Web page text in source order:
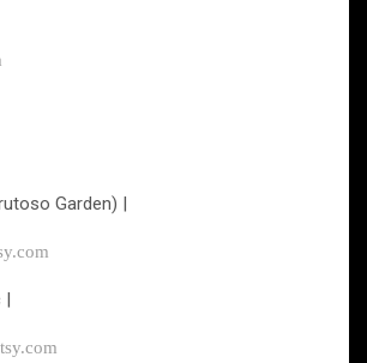
Garden) |
|